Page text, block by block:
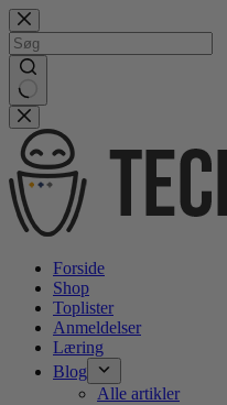
Gå
videre
til
indhold
No
results
Forside
Shop
Toplister
Anmeldelser
Læring
Blog
Alle artikler